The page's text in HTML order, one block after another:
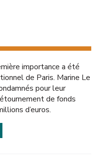
importance a été
de Paris. Marine Le
pour leur
de fonds
d’euros.